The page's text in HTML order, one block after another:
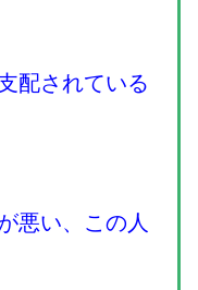
配されている
悪い、この人